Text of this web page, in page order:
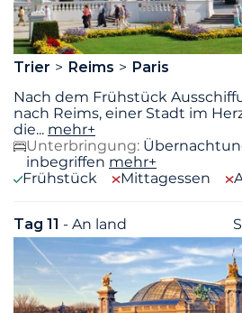
Trier Reims
Paris
Nach dem Frühstück
nach Reims, einer Stadt im
die... mehr+
Unterbringung:
inbegriffen mehr+
Frühstück
Mittagessen
Tag 11 - An land